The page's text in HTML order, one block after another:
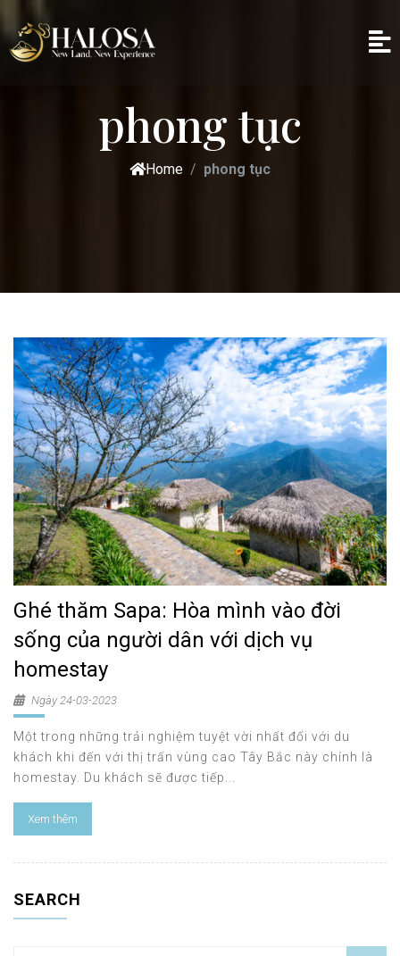
phong tục
Home phong tục
Ghé thăm Sapa: Hòa mình vào đời
sống của người dân với dịch vụ
homestay
Ngày 24-03-2023
Một trong những trải nghiệm tuyệt vời nhất đối với du
khách khi đến với thị trấn vùng cao Tây Bắc này chính là
homestay. Du khách sẽ được tiếp...
Xem thêm
SEARCH